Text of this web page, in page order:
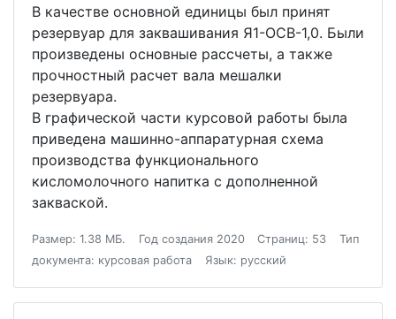
В качестве основной единицы был принят
резервуар для заквашивания Я1-ОСВ-1,0. Были
произведены основные рассчеты, а также
прочностный расчет вала мешалки
резервуара.
В графической части курсовой работы была
приведена машинно-аппаратурная схема
производства функционального
кисломолочного напитка с дополненной
закваской.
Размер: 1.38 МБ. Год создания 2020 Страниц: 53
Тип
документа: курсовая работа
Язык: русский